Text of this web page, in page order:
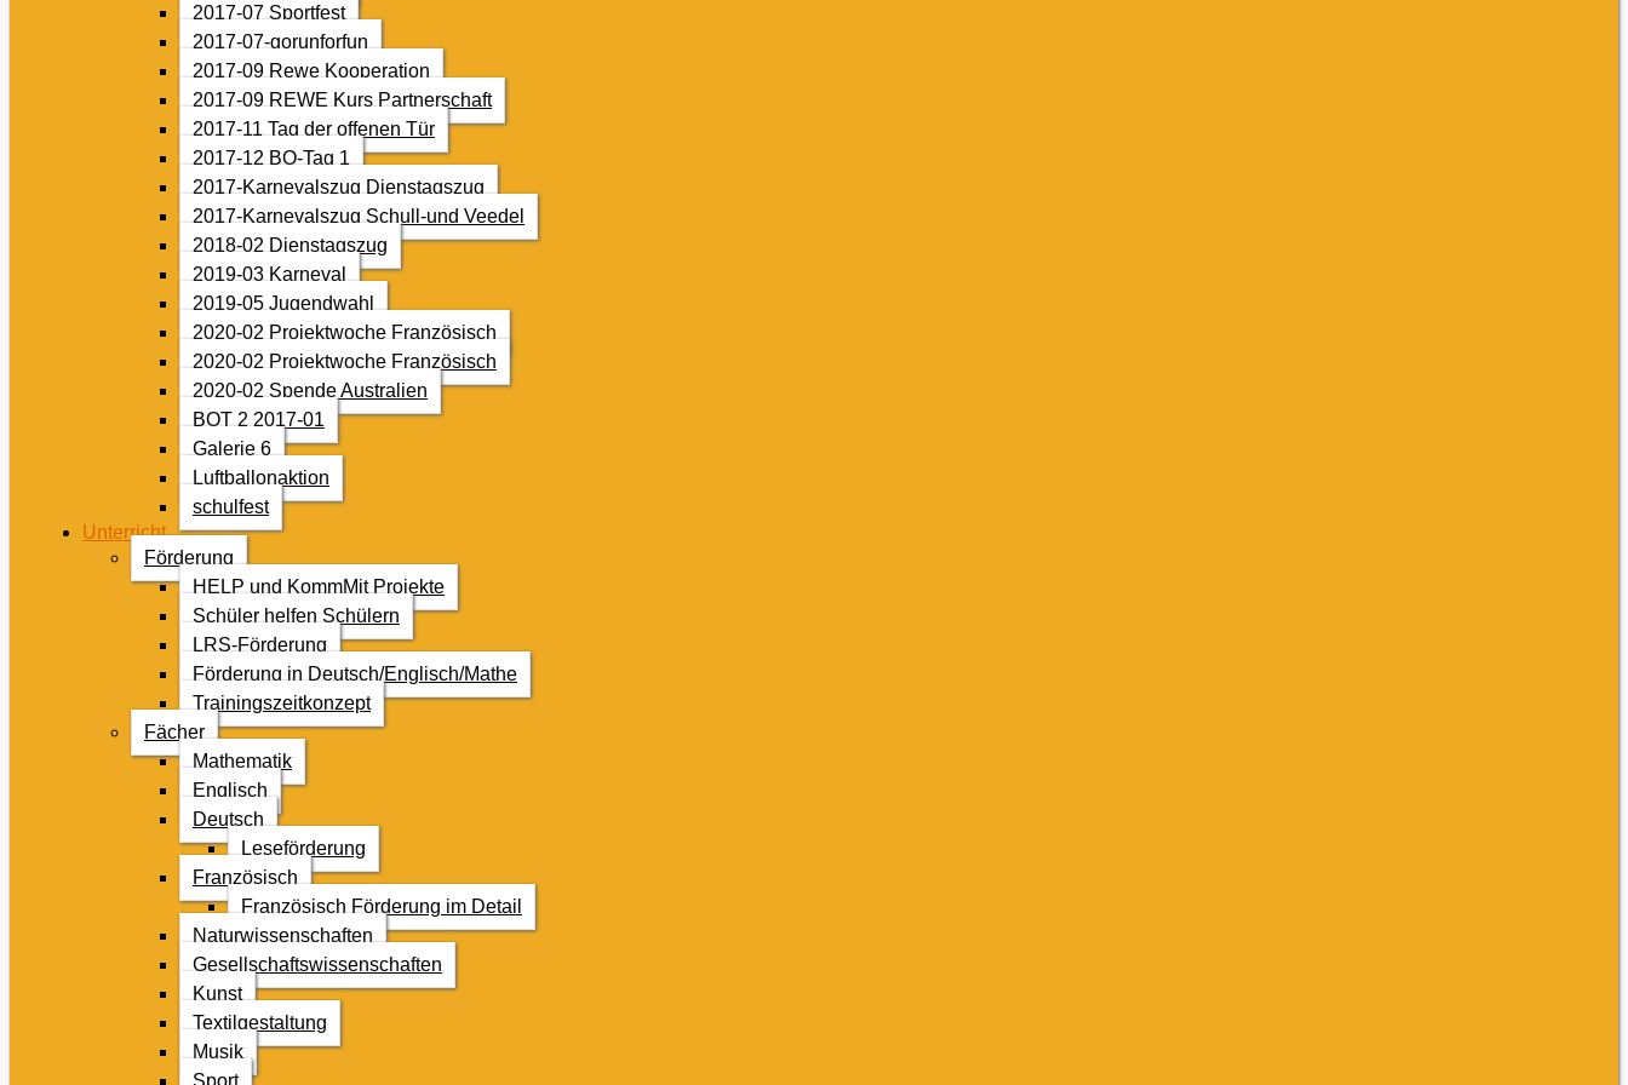
2017-07 Sportfest
2017-07-gorunforfun
2017-09 Rewe Kooperation
2017-09 REWE Kurs Partnerschaft
2017-11 Tag der offenen Tür
2017-12 BO-Tag 1
2017-Karnevalszug Dienstagszug
2017-Karnevalszug Schull-und Veedel
2018-02 Dienstagszug
2019-03 Karneval
2019-05 Jugendwahl
2020-02 Projektwoche Französisch
2020-02 Projektwoche Französisch
2020-02 Spende Australien
BOT 2 2017-01
Galerie 6
Luftballonaktion
schulfest
Unterricht
Förderung
HELP und KommMit Projekte
Schüler helfen Schülern
LRS-Förderung
Förderung in Deutsch/Englisch/Mathe
Trainingszeitkonzept
Fächer
Mathematik
Englisch
Deutsch
Leseförderung
Französisch
Französisch Förderung im Detail
Naturwissenschaften
Gesellschaftswissenschaften
Kunst
Textilgestaltung
Musik
Sport